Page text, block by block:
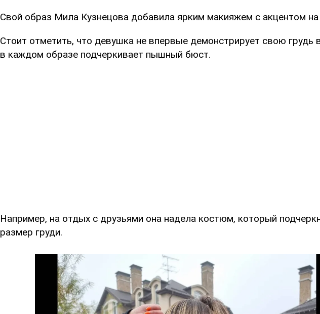
Свой образ Мила Кузнецова добавила ярким макияжем с акцентом на
Стоит отметить, что девушка не впервые демонстрирует свою грудь
в каждом образе подчеркивает пышный бюст.
Например, на отдых с друзьями она надела костюм, который
размер груди.